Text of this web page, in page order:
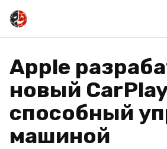
Apple
новый
способный
машиной